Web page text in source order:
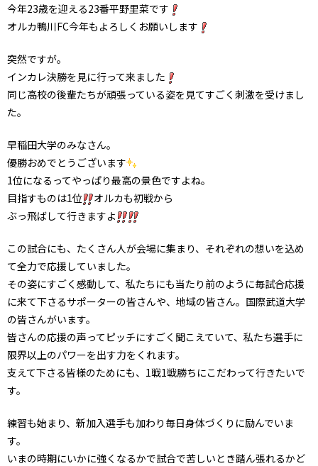
今年23歳を迎える23番平野里菜です
オルカ鴨川FC今年もよろしくお願いします
突然ですが。
インカレ決勝を見に行って来ました
同じ高校の後輩たちが頑張っている姿を見てすごく刺激を受けまし
た。
早稲田大学のみなさん。
優勝おめでとうございます
1位になるってやっぱり最高の景色ですよね。
目指すものは1位
オルカも初戦から
ぶっ飛ばして行きますよ
この試合にも、たくさん人が会場に集まり、それぞれの想いを込め
て全力で応援していました。
その姿にすごく感動して、私たちにも当たり前のように毎試合応援
に来て下さるサポーターの皆さんや、地域の皆さん。国際武道大学
の皆さんがいます。
皆さんの応援の声ってピッチにすごく聞こえていて、私たち選手に
限界以上のパワーを出す力をくれます。
支えて下さる皆様のためにも、1戦1戦勝ちにこだわって行きたいで
す。
練習も始まり、新加入選手も加わり毎日身体づくりに励んでいま
す。
いまの時期にいかに強くなるかで試合で苦しいとき踏ん張れるかど